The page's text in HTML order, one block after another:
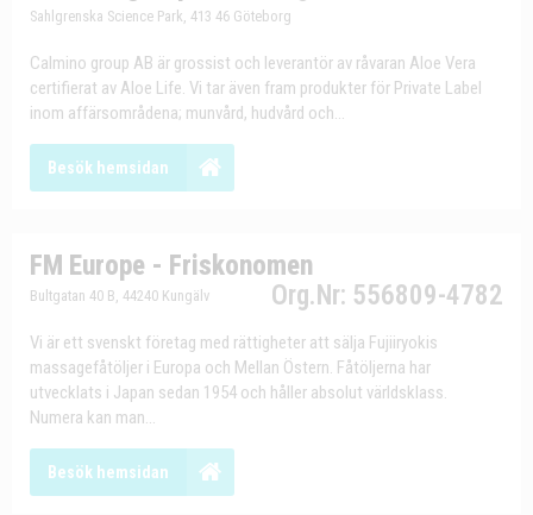
Sahlgrenska Science Park, 413 46 Göteborg
Calmino group AB är grossist och leverantör av råvaran Aloe Vera
certifierat av Aloe Life. Vi tar även fram produkter för Private Label
inom affärsområdena; munvård, hudvård och...
Besök hemsidan
FM Europe - Friskonomen
Org.Nr: 556809-4782
Bultgatan 40 B, 44240 Kungälv
Vi är ett svenskt företag med rättigheter att sälja Fujiiryokis
massagefåtöljer i Europa och Mellan Östern. Fåtöljerna har
utvecklats i Japan sedan 1954 och håller absolut världsklass.
Numera kan man...
Besök hemsidan